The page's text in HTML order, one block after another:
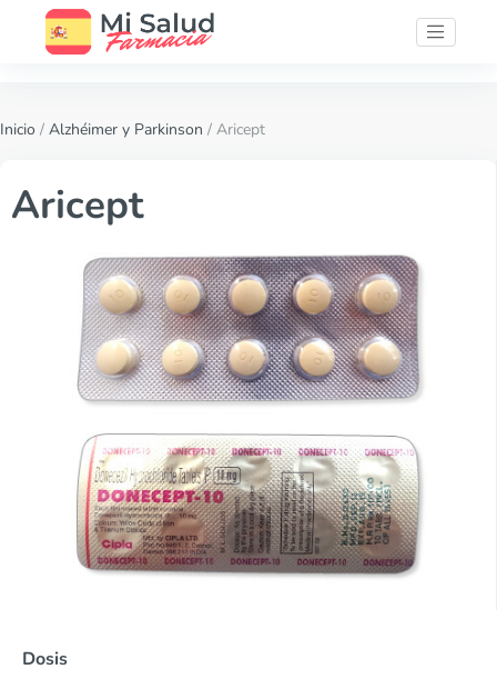
Inicio / Alzhéimer y Parkinson / Aricept
Aricept
Dosis